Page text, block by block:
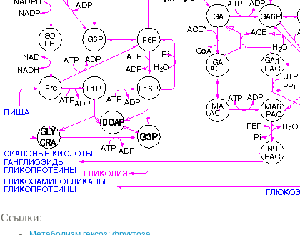
Ссылки: